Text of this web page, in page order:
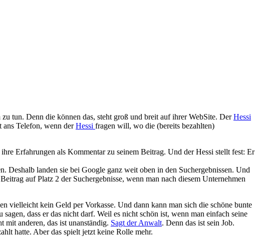
tun. Denn die können das, steht groß und breit auf ihrer WebSite. DerHessi
ans Telefon, wenn derHessi fragen will, wo die (bereits bezahlten)
Erfahrungen als Kommentar zu seinem Beitrag. Und der Hessi stellt fest: Er
Deshalb landen sie bei Google ganz weit oben in den Suchergebnissen. Und
auf Platz 2 der Suchergebnisse, wenn man nach diesem Unternehmen
vielleicht kein Geld per Vorkasse. Und dann kann man sich die schöne bunte
sagen, dass er das nicht darf. Weil es nicht schön ist, wenn man einfach seine
mit anderen, das ist unanständig. Sagt der Anwalt. Denn das ist sein Job.
hatte. Aber das spielt jetzt keine Rolle mehr.